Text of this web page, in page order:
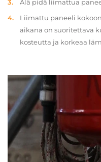
Älä pidä liimattua
Liimattu paneeli
aikana on suoritettava
kosteutta ja korkeaa